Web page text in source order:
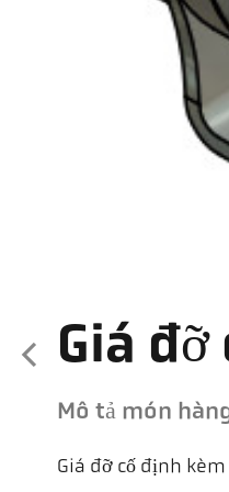
Giá đỡ
Mô tả món
Giá đỡ cố định